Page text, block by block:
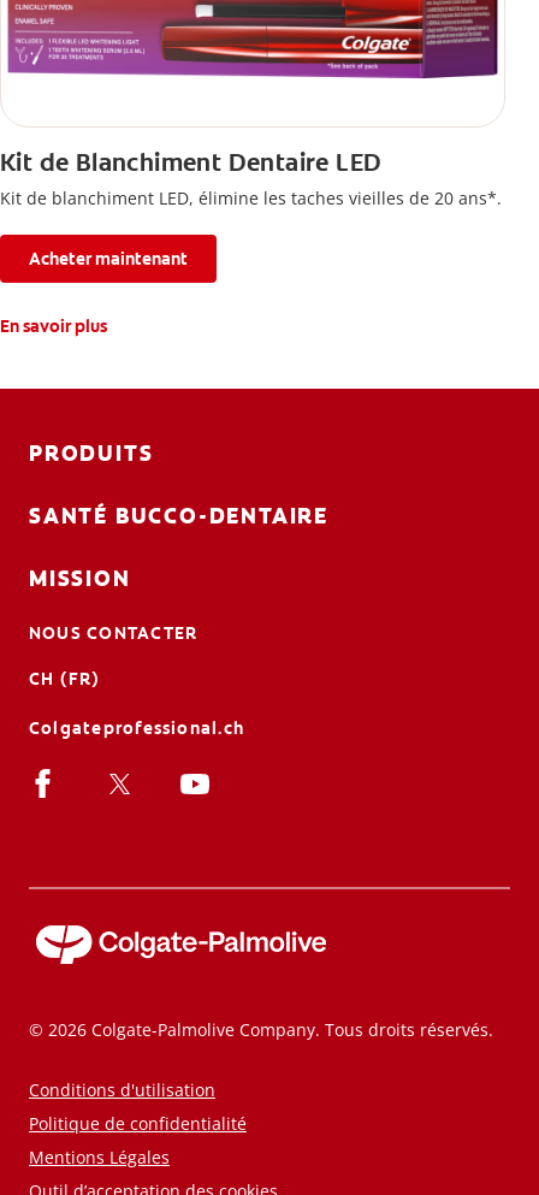
Kit de Blanchiment Dentaire LED
Kit de blanchiment LED, élimine les taches vieilles de 20 ans*.
Acheter maintenant
En savoir plus
PRODUITS
SANTÉ BUCCO-DENTAIRE
MISSION
NOUS CONTACTER
CH (FR)
Colgateprofessional.ch
© 2026 Colgate-Palmolive Company. Tous droits réservés.
Conditions d'utilisation
Politique de confidentialité
Mentions Légales